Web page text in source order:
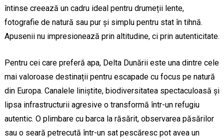
întinse creează un cadru ideal pentru drumeții lente,
fotografie de natură sau pur și simplu pentru stat în tihnă.
Apusenii nu impresionează prin altitudine, ci prin autenticitate.
Pentru cei care preferă apa, Delta Dunării este una dintre cele
mai valoroase destinații pentru escapade cu focus pe natură
din Europa. Canalele liniștite, biodiversitatea spectaculoasă și
lipsa infrastructurii agresive o transformă într-un refugiu
autentic. O plimbare cu barca la răsărit, observarea păsărilor
sau o seară petrecută într-un sat pescăresc pot avea un